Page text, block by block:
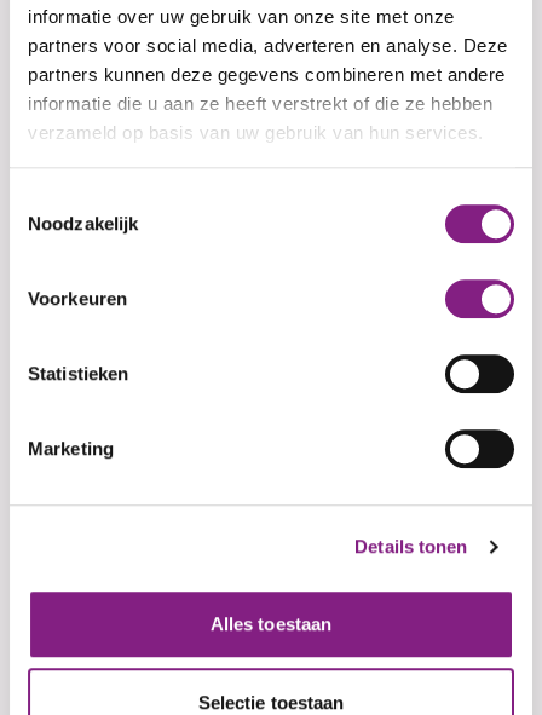
informatie over uw gebruik van onze site met onze
partners voor social media, adverteren en analyse. Deze
partners kunnen deze gegevens combineren met andere
informatie die u aan ze heeft verstrekt of die ze hebben
verzameld op basis van uw gebruik van hun services.
Noodzakelijk
Voorkeuren
Statistieken
Marketing
Details tonen
Alles toestaan
Selectie toestaan
Aanmelden voor Open dag De
Oude Wereld – Kom langs!
Leave
blank
Kies hieronder één of meerdere datums.
Jouw e-mailadres
Adres(Optioneel)